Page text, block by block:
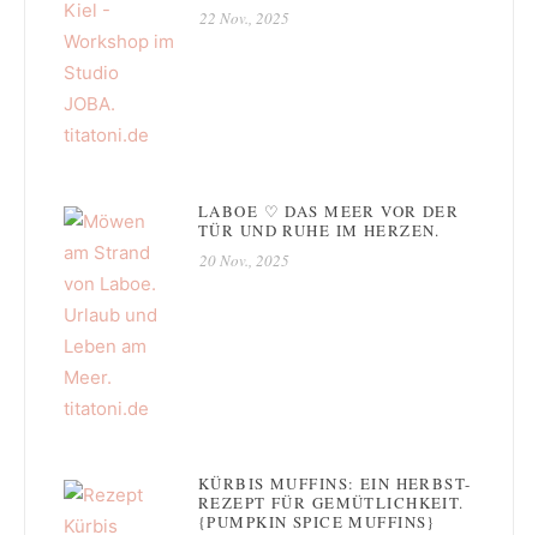
22 Nov., 2025
LABOE ♡ DAS MEER VOR DER
TÜR UND RUHE IM HERZEN.
20 Nov., 2025
KÜRBIS MUFFINS: EIN HERBST-
REZEPT FÜR GEMÜTLICHKEIT.
{PUMPKIN SPICE MUFFINS}